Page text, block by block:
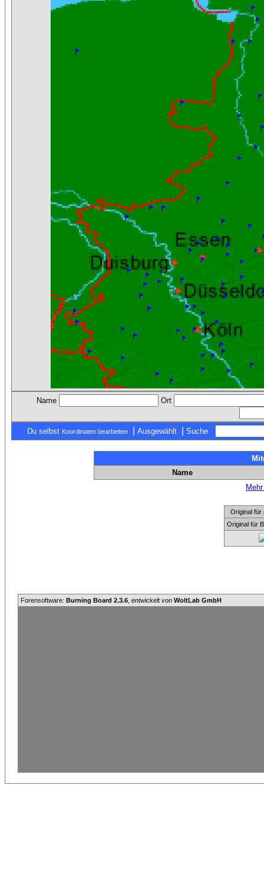
Name Ort
Du selbst Koordinaten bearbeiten Ausgewählt Suche
Name
Original für
Original für
Forensoftware: Burning Board 2.3.6 , entwickelt von WoltLab GmbH